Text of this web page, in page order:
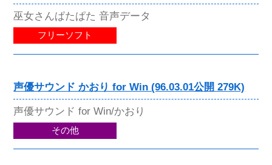
巫女さんぱたぱた 音声データ
フリーソフト
声優サウンド かおり for Win (96.03.01公開 279K)
声優サウンド for Win/かおり
その他